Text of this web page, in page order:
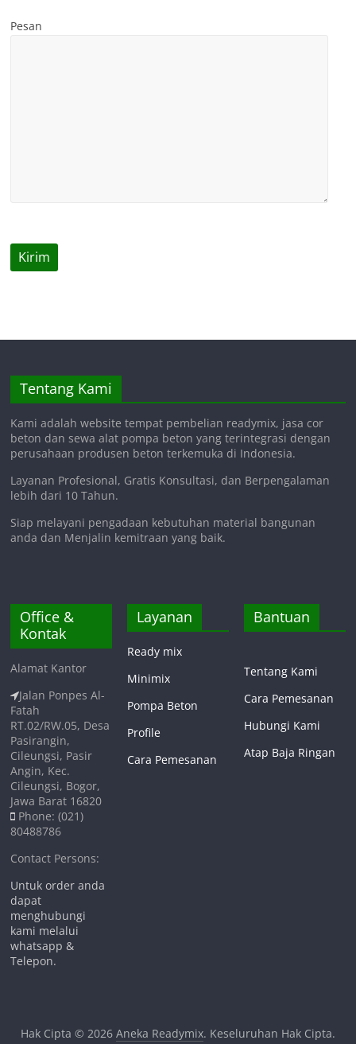
Pesan
Tentang Kami
Kami adalah website tempat pembelian readymix, jasa cor
beton dan sewa alat pompa beton yang terintegrasi dengan
perusahaan produsen beton terkemuka di Indonesia.
Layanan Profesional, Gratis Konsultasi, dan Berpengalaman
lebih dari 10 Tahun.
Siap melayani pengadaan kebutuhan material bangunan
anda dan Menjalin kemitraan yang baik.
Office &
Kontak
Alamat Kantor
Jalan Ponpes Al-
Fatah
RT.02/RW.05, Desa
Pasirangin,
Cileungsi, Pasir
Angin, Kec.
Cileungsi, Bogor,
Jawa Barat 16820
Phone: (021)
80488786
Contact Persons:
Untuk order anda
dapat
menghubungi
kami melalui
whatsapp &
Telepon.
Layanan
Ready mix
Minimix
Pompa Beton
Profile
Cara Pemesanan
Bantuan
Tentang Kami
Cara Pemesanan
Hubungi Kami
Atap Baja Ringan
Hak Cipta © 2026 Aneka Readymix. Keseluruhan Hak Cipta.